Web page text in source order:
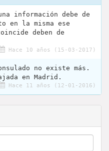
información debe de
en la misma ese
deben de
Hace 10 años (15-03-2017)
no existe más.
en Madrid.
Hace 11 años (12-01-2016)